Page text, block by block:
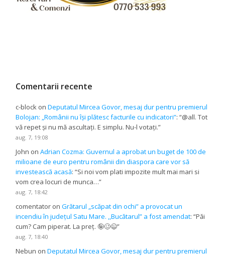
Comentarii recente
c-block onDeputatul Mircea Govor, mesaj dur pentru premierul
Bolojan: „Românii nu își plătesc facturile cu indicatori”: “@all. Tot
vă repet și nu mă ascultați. E simplu. Nu-l votați.”
aug. 7, 19:08
John onAdrian Cozma: Guvernul a aprobat un buget de 100 de
milioane de euro pentru românii din diaspora care vor să
investească acasă: “Si noi vom plati impozite mult mai mari si
vom crea locuri de munca…”
aug. 7, 18:42
comentator onGrătarul „scăpat din ochi” a provocat un
incendiu în județul Satu Mare. ,,Bucătarul” a fost amendat: “Păi
cum? Cam piperat. La preț. 🤪🥴😉”
aug. 7, 18:40
Nebun onDeputatul Mircea Govor, mesaj dur pentru premierul